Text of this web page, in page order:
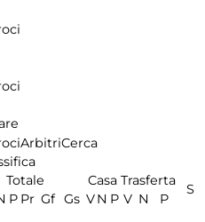
ArbitriCerca
Totale Casa Trasferta
S
P Pr Gf Gs VN P V N P